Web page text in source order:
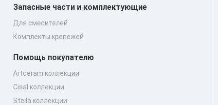
Запасные части и комплектующие
Для смесителей
Комплекты крепежей
Помощь покупателю
Artceram коллекции
Cisal коллекции
Stella коллекции